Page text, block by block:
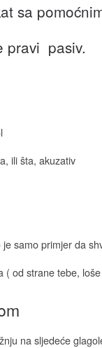
sa
pravi pasiv.
ili šta, akuzativ
samo primjer da
od strane tebe,
na sljedeće